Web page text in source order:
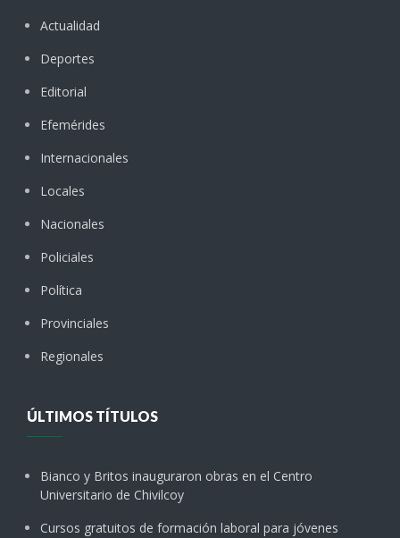
Actualidad
Deportes
Editorial
Efemérides
Internacionales
Locales
Nacionales
Policiales
Política
Provinciales
Regionales
ÚLTIMOS TÍTULOS
Bianco y Britos inauguraron obras en el Centro
Universitario de Chivilcoy
Cursos gratuitos de formación laboral para jóvenes